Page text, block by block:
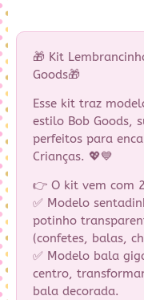
🎁 Kit
Goods🎁
Esse kit traz
estilo Bob Goods,
perfeitos para
Crianças. 💖💙
👉 O kit vem com
✅ Modelo
potinho
(confetes, balas,
✅ Modelo bala
centro,
bala decorada.